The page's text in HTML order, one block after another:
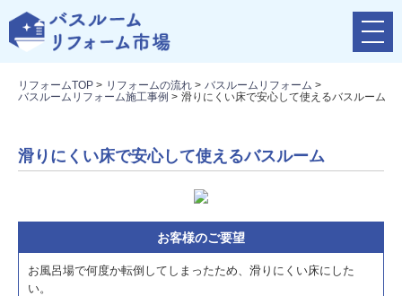
メ
ニ
ボ
リフォームTOP > リフォームの流れ > バスルームリフォーム >
バスルームリフォーム施工事例 > 滑りにくい床で安心して使えるバスルーム
滑りにくい床で安心して使えるバスルーム
お客様のご要望
お風呂場で何度か転倒してしまったため、滑りにくい床にした
い。